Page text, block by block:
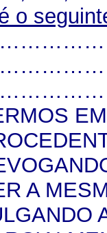
o
A